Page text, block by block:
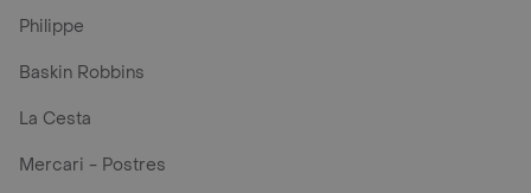
Philippe
Baskin Robbins
La Cesta
Mercari - Postres